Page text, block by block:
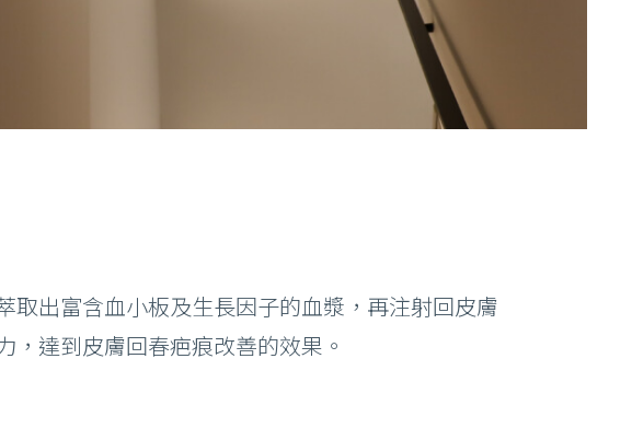
出富含血小板及生長因子的血漿，再注射回皮膚
達到皮膚回春疤痕改善的效果。